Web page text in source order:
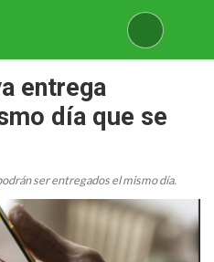
entrega
día que se
ser entregados el mismo día.